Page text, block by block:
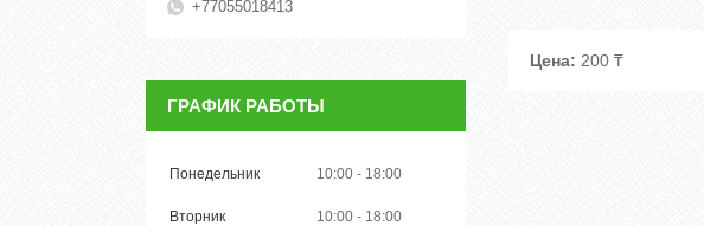
Цена: 200 ₸
+77055018413
ГРАФИК РАБОТЫ
Понедельник 10:00 18:00
Вторник 10:00 18:00